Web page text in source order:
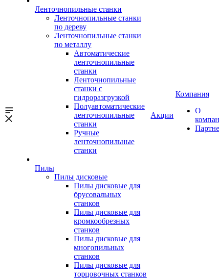
Ленточнопильные станки
Ленточнопильные станки
по дереву
Ленточнопильные станки
по металлу
Автоматические
ленточнопильные
станки
Ленточнопильные
станки с
гидроразгрузкой
Полуавтоматические
ленточнопильные
станки
Ручные
ленточнопильные
станки
Пилы
Пилы дисковые
Пилы дисковые для
брусовальных
станков
Пилы дисковые для
кромкообрезных
станков
Пилы дисковые для
многопильных
станков
Пилы дисковые для
торцовочных станков
Акции
Компания
О